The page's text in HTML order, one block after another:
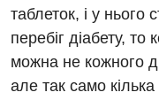
Терапія
Травматологічне
Травматологія і
таблеток, і у нього
перебіг діабету,
можна не кожного
але так само